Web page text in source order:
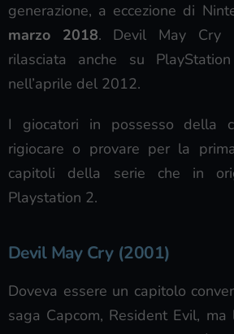
generazione, a eccezione di
marzo 2018. Devil May Cry
rilasciata anche su
nell’aprile del 2012.
I giocatori in possesso della
rigiocare o provare per la
capitoli della serie che in
Playstation 2.
Devil May Cry (2001)
Doveva essere un capitolo
saga Capcom, Resident Evil,